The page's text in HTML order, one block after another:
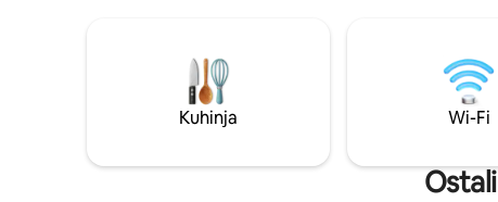
sa porodicom i prijateljima. Idealno
okruženje za odvajanje.
trenutke
Kuhinja Wi-Fi